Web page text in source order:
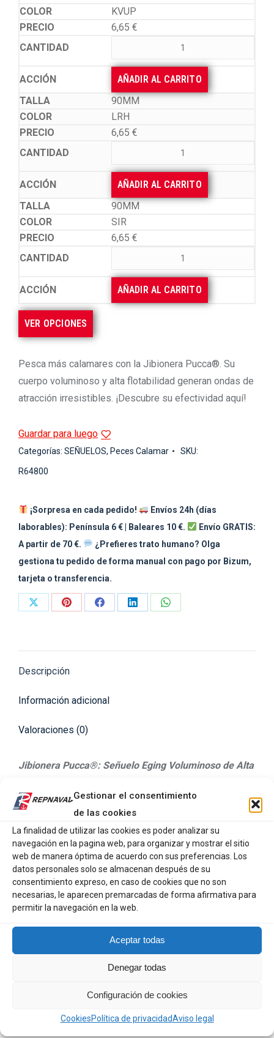
Gestionar el consentimiento
de las cookies
La finalidad de utilizar las cookies es poder analizar su
navegación en la pagina web, para organizar y mostrar el sitio
web de manera óptima de acuerdo con sus preferencias. Los
datos personales solo se almacenan después de su
consentimiento expreso, en caso de cookies que no son
necesarias, le aparecen premarcadas de forma afirmativa para
permitir la navegación en la web.
Aceptar todas
Denegar todas
Configuración de cookies
CookiesPolítica de privacidadAviso legal
KVUP
6,65 €
AÑADIR AL CARRITO
90MM
LRH
6,65 €
AÑADIR AL CARRITO
90MM
SIR
6,65 €
AÑADIR AL CARRITO
VER OPCIONES
Pesca más calamares con la Jibionera Pucca®. Su
cuerpo voluminoso y alta flotabilidad generan ondas de
atracción irresistibles. ¡Descubre su efectividad aquí!
Guardar para luego
Categorías: SEÑUELOS, Peces Calamar SKU:
R64800
¡Sorpresa en cada pedido!
Envíos 24h (días
laborables): Península 6 € | Baleares 10 €.
Envío GRATIS:
A partir de 70 €.
¿Prefieres trato humano? Olga
gestiona tu pedido de forma manual con pago por Bizum,
tarjeta o transferencia.
Share
Share
Share
Share
Share
Descripción
Información adicional
Valoraciones (0)
Jibionera Pucca®: Señuelo Eging Voluminoso de Alta
Jibionera Pucca® – El Señuelo de Cuerpo Voluminoso